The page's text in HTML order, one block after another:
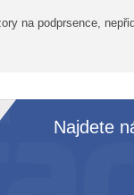
na podprsence,
Najdete